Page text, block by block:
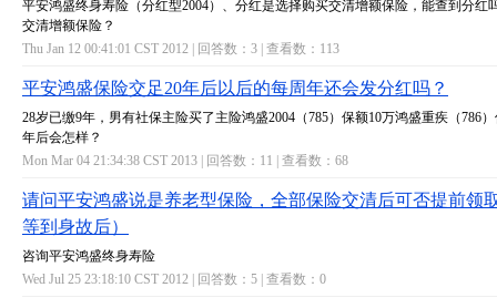
平安鸿盛终身寿险（分红型2004）、分红是选择购买交清增额保险，能查到分红
交清增额保险？
Thu Jan 12 00:41:01 CST 2012 | 回答数： 3 | 查看数： 113
平安鸿盛保险交足20年后以后的每周年还会发分红吗？
28岁已缴9年，男有社保主险买了主险鸿盛2004（785）保额10万鸿盛重疾（786
年后会怎样？
Mon Mar 04 21:34:38 CST 2013 | 回答数： 11 | 查看数： 68
请问平安鸿盛说是养老型保险，全部保险交清后可否提前领
等到身故后）
咨询平安鸿盛终身寿险
Wed Jul 25 23:18:10 CST 2012 | 回答数： 5 | 查看数： 0